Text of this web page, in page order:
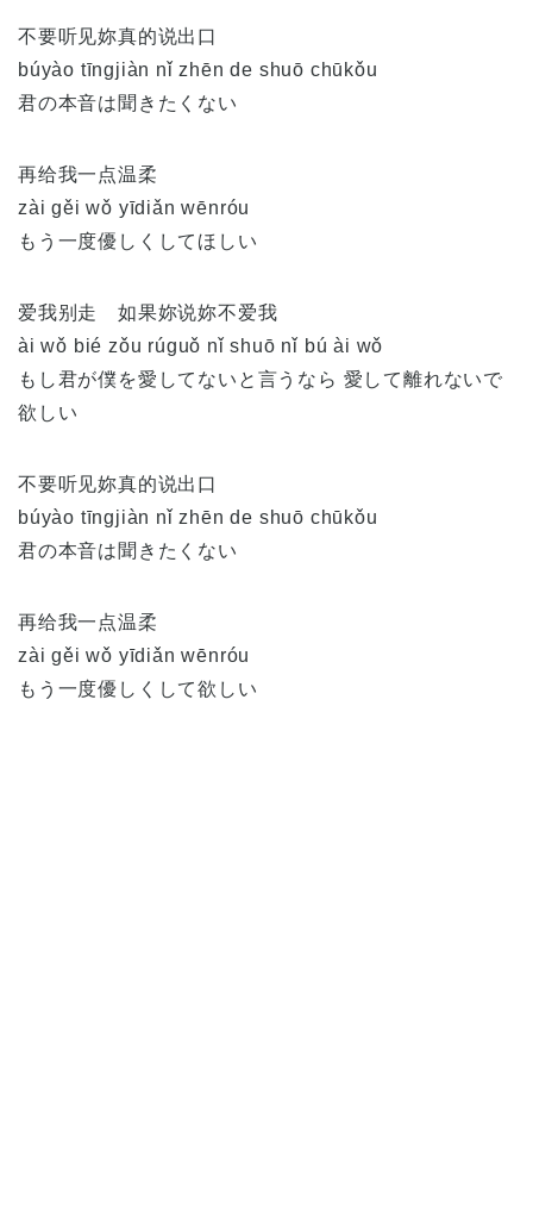
不要听见妳真的说出口
búyào tīngjiàn nǐ zhēn de shuō chūkǒu
君の本音は聞きたくない
再给我一点温柔
zài gěi wǒ yīdiǎn wēnróu
もう一度優しくしてほしい
爱我别走 如果妳说妳不爱我
ài wǒ bié zǒu rúguǒ nǐ shuō nǐ bú ài wǒ
もし君が僕を愛してないと言うなら 愛して離れないで
欲しい
不要听见妳真的说出口
búyào tīngjiàn nǐ zhēn de shuō chūkǒu
君の本音は聞きたくない
再给我一点温柔
zài gěi wǒ yīdiǎn wēnróu
もう一度優しくして欲しい